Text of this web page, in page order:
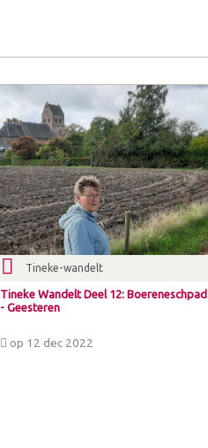
Tineke-wandelt
Tineke Wandelt Deel 12: Boereneschpad
- Geesteren
op 12 dec 2022